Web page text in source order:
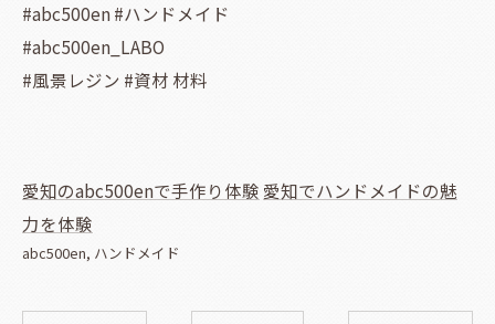
#abc500en #ハンドメイド
#abc500en_LABO
#風景レジン #資材 材料
愛知のabc500enで手作り体験 愛知でハンドメイドの魅
力を体験
abc500en ハンドメイド